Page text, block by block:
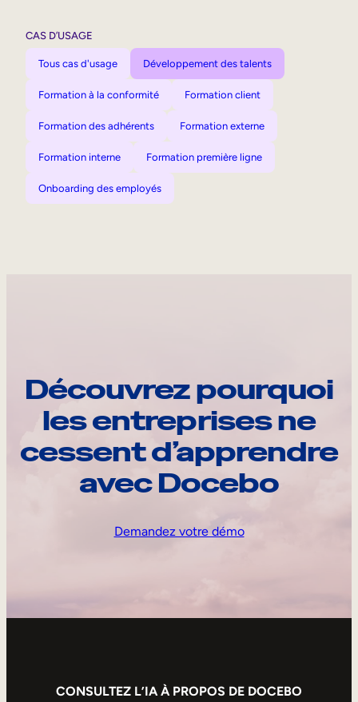
CAS D’USAGE
Tous cas d'usage Développement des talents
Formation à la conformité Formation client
Formation des adhérents Formation externe
Formation interne Formation première ligne
Onboarding des employés
Découvrez pourquoi
les entreprises ne
cessent d’apprendre
avec Docebo
Demandez votre démo
CONSULTEZ L’IA À PROPOS DE DOCEBO